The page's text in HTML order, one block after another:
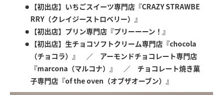
【初出店】いちごスイーツ専門店『CRAZY STRAWBE
RRY（クレイジーストロベリー）』
【初出店】プリン専門店『プリーーーン！』
【初出店】生チョコソフトクリーム専門店『chocola
（チョコラ）』 ／ アーモンドチョコレート専門店
『marcona（マルコナ）』 ／ チョコレート焼き菓
子専門店『of the oven（オブザオーブン）』